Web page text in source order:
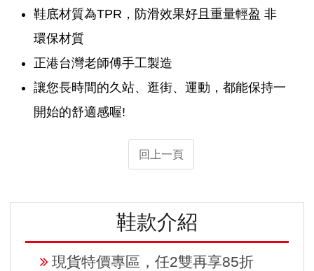
鞋款介紹
現貨特價專區，任2雙再享85折
鞋底材質為TPR，防滑效果好且重量輕盈 非
環保材質
正港台灣老師傅手工製造
讓您長時間的久站、逛街、運動，都能保持一
開始的舒適感喔!
回上一頁